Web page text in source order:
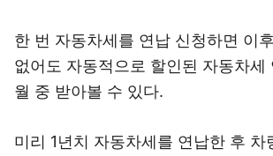
한 번 자동차세를 연납 신청하면 이
없어도 자동적으로 할인된 자동차세
월 중 받아볼 수 있다.
미리 1년치 자동차세를 연납한 후 차